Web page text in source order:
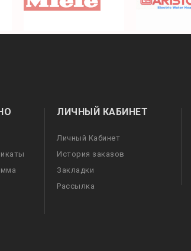
ЛИЧНЫЙ КАБИНЕТ
Личный Кабинет
История заказов
Закладки
Рассылка